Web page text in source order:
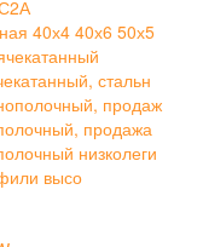
40х4 40х6 50х5
стальн
продаж
продажа
низколеги
высо